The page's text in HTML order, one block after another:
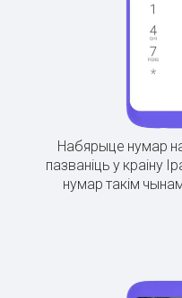
Набярыце нумар
пазваніць у краіну
нумар такім